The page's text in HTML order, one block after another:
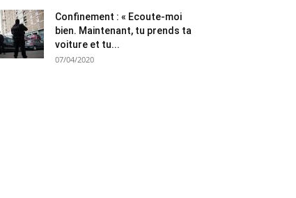
Confinement : « Ecoute-moi
bien. Maintenant, tu prends ta
voiture et tu...
07/04/2020